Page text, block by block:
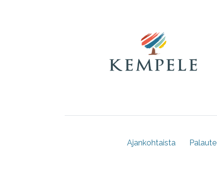
Ajankohtaista Palaute